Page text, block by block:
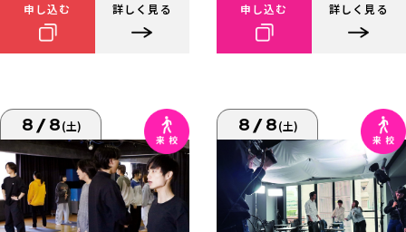
申し込む 詳しく見る 申し込む 詳しく見る
8/8(土) 8/8(土)